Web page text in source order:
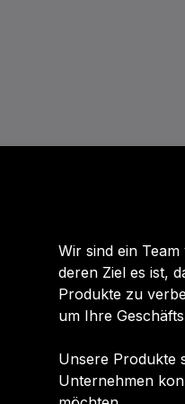
Wir sind ein
deren Ziel es ist,
Produkte zu
um Ihre
Unsere Produkte
Unternehmen